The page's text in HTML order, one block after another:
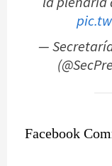
—
Facebook